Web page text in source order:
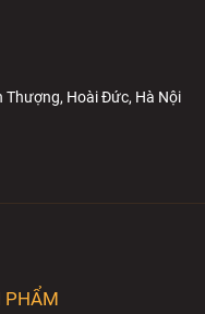
Thượng, Hoài Đức, Hà Nội
PHẨM